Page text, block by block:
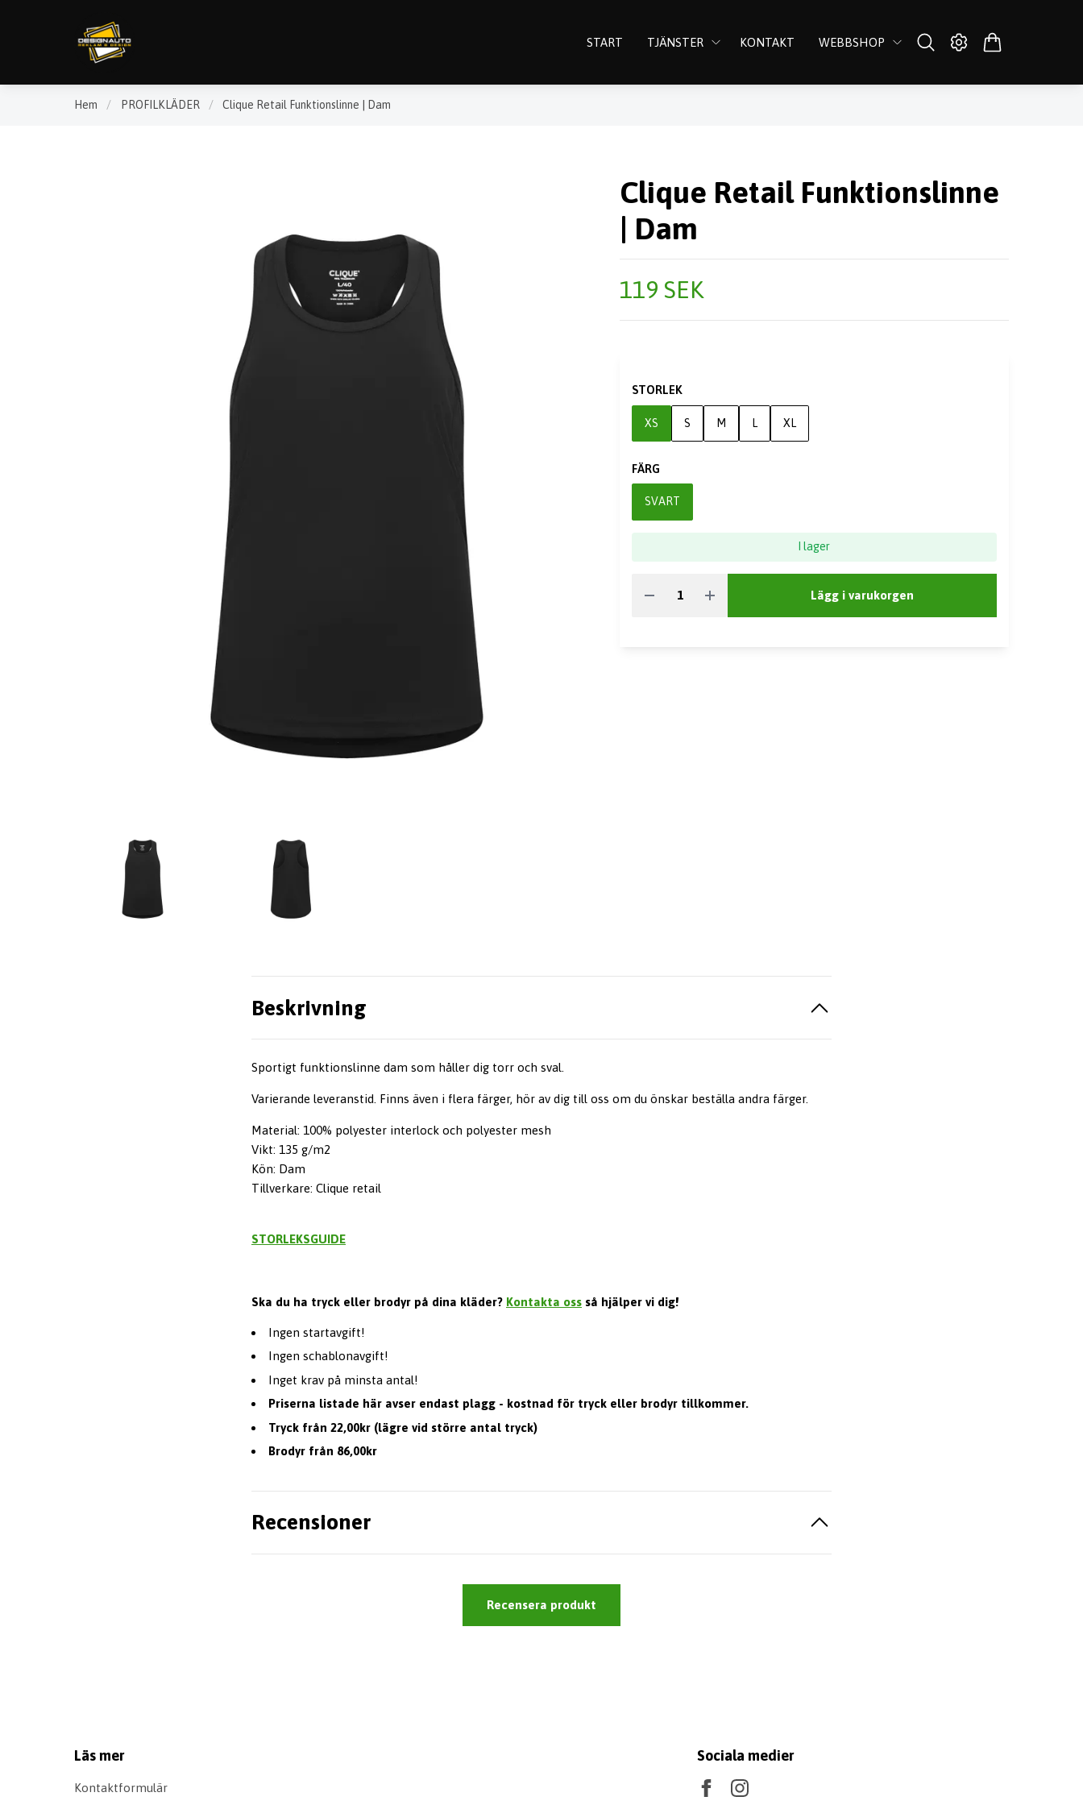
START TJÄNSTER KONTAKT WEBBSHOP
Hem / PROFILKLÄDER / Clique Retail Funktionslinne | Dam
Clique Retail Funktionslinne
| Dam
119 SEK
STORLEK
XS S M L XL
FÄRG
SVART
I lager
Lägg i varukorgen
Beskrivning
Sportigt funktionslinne dam som håller dig torr och sval.
Varierande leveranstid. Finns även i flera färger, hör av dig till oss om du önskar beställa andra färger.
Material: 100% polyester interlock och polyester mesh
Vikt: 135 g/m2
Kön: Dam
Tillverkare: Clique retail
STORLEKSGUIDE
Ska du ha tryck eller brodyr på dina kläder? Kontakta oss så hjälper vi dig!
Ingen startavgift!
Ingen schablonavgift!
Inget krav på minsta antal!
Priserna listade här avser endast plagg - kostnad för tryck eller brodyr tillkommer.
Tryck från 22,00kr (lägre vid större antal tryck)
Brodyr från 86,00kr
Recensioner
Recensera produkt
Läs mer
Kontaktformulär
Sociala medier